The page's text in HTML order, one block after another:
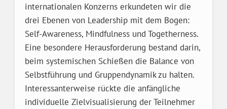
internationalen Konzerns erkundeten wir die
drei Ebenen von Leadership mit dem Bogen:
Self-Awareness, Mindfulness und Togetherness.
Eine besondere Herausforderung bestand darin,
beim systemischen Schießen die Balance von
Selbstführung und Gruppendynamik zu halten.
Interessanterweise rückte die anfängliche
individuelle Zielvisualisierung der Teilnehmer